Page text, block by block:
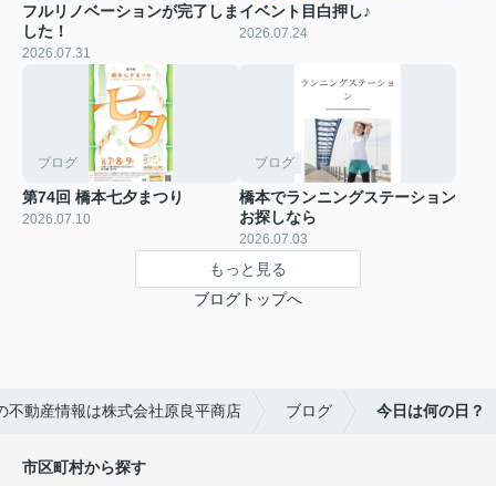
フルリノベーションが完了しま
した！
2026.07.31
イベント目白押し♪
2026.07.24
ブログ
第74回 橋本七夕まつり
2026.07.10
ブログ
橋本でランニングステーション
お探しなら
2026.07.03
もっと見る
ブログトップへ
不動産情報は株式会社原良平商店 ブログ 今日は何の日？
市区町村から探す